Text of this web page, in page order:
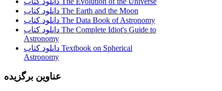
دانلود کتاب The Earth and the Moon
دانلود کتاب The Data Book of Astronomy
دانلود کتاب The Complete Idiot's Guide to
Astronomy
دانلود کتاب Textbook on Spherical
Astronomy
عناوین برگزیده